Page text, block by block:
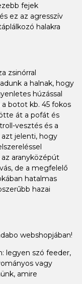
fejek
ez az agresszív
halakra
zsinórral
a halnak, hogy
húzással
botot kb. 45 fokos
át a pofát és
vesztés és a
jelenti, hogy
az aranyközépút
de a megfelelő
hatalmas
hazai
webshopjában!
legyen szó feeder,
vagy
amire